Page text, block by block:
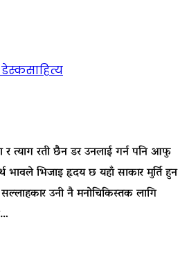
साहित्य
र त्याग रती छैन डर उनलाई गर्न पनि आफु
भावले भिजाइ हृदय छ यहाँ साकार मुर्ति हुन
उनी नै मनोचिकिस्तक लागि